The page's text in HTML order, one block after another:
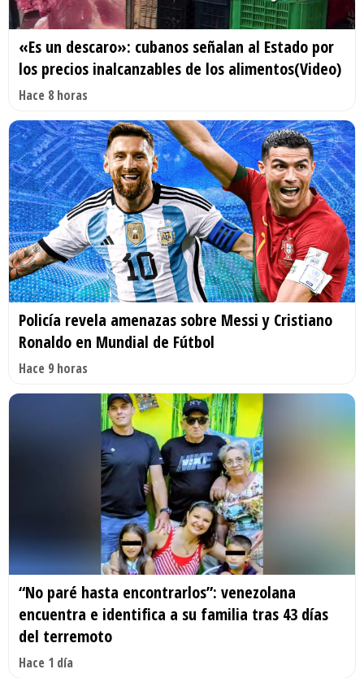
«Es un descaro»: cubanos señalan al Estado por
los precios inalcanzables de los alimentos(Video)
Hace 8 horas
Policía revela amenazas sobre Messi y Cristiano
Ronaldo en Mundial de Fútbol
Hace 9 horas
“No paré hasta encontrarlos”: venezolana
encuentra e identifica a su familia tras 43 días
del terremoto
Hace 1 día